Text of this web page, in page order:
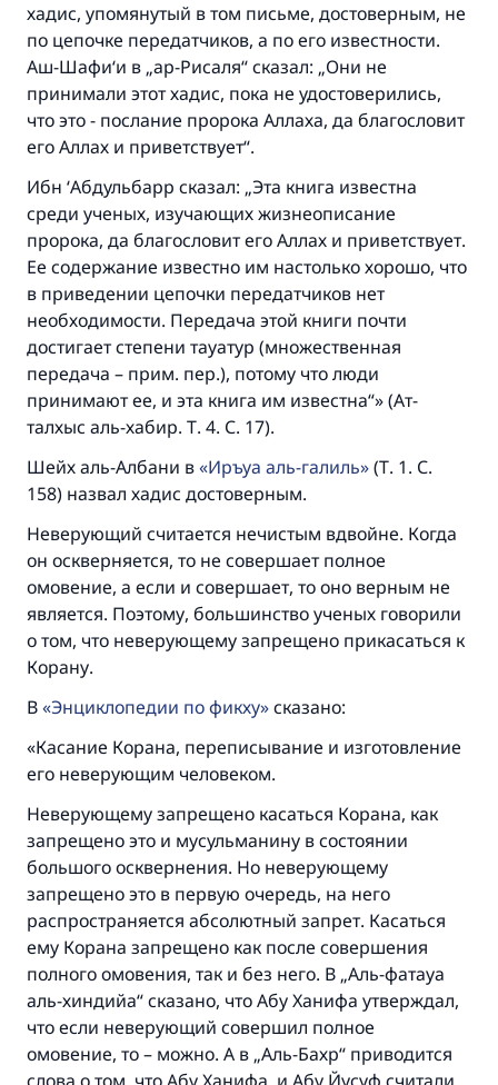
хадис, упомянутый в том письме, достоверным, не
по цепочке передатчиков, а по его известности.
Аш-Шафи‘и в „ар-Рисаля“ сказал: „Они не
принимали этот хадис, пока не удостоверились,
что это - послание пророка Аллаха, да благословит
его Аллах и приветствует“.
Ибн ‘Абдульбарр сказал: „Эта книга известна
среди ученых, изучающих жизнеописание
пророка, да благословит его Аллах и приветствует.
Ее содержание известно им настолько хорошо, что
в приведении цепочки передатчиков нет
необходимости. Передача этой книги почти
достигает степени тауатур (множественная
передача – прим. пер.), потому что люди
принимают ее, и эта книга им известна“» (Ат-
талхыс аль-хабир. Т. 4. С. 17).
Шейх аль-Албани в Иръуа аль-галиль (Т. 1. С.
158) назвал хадис достоверным.
Неверующий считается нечистым вдвойне. Когда
он оскверняется, то не совершает полное
омовение, а если и совершает, то оно верным не
является. Поэтому, большинство ученых говорили
о том, что неверующему запрещено прикасаться к
Корану.
В Энциклопедии по фикху сказано:
«Касание Корана, переписывание и изготовление
его неверующим человеком.
Неверующему запрещено касаться Корана, как
запрещено это и мусульманину в состоянии
большого осквернения. Но неверующему
запрещено это в первую очередь, на него
распространяется абсолютный запрет. Касаться
ему Корана запрещено как после совершения
полного омовения, так и без него. В „Аль-фатауа
аль-хиндийа“ сказано, что Абу Ханифа утверждал,
что если неверующий совершил полное
омовение, то – можно. А в „Аль-Бахр“ приводится